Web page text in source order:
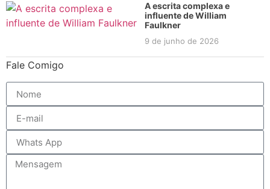
A escrita complexa e
influente de William
Faulkner
9 de junho de 2026
Fale Comigo